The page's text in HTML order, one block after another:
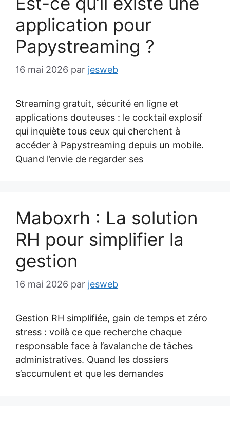
application pour
Papystreaming ?
16 mai 2026 par jesweb
Streaming gratuit, sécurité en ligne et
applications douteuses : le cocktail explosif
qui inquiète tous ceux qui cherchent à
accéder à Papystreaming depuis un mobile.
Quand l’envie de regarder ses
Maboxrh : La solution
RH pour simplifier la
gestion
16 mai 2026 par jesweb
Gestion RH simplifiée, gain de temps et zéro
stress : voilà ce que recherche chaque
responsable face à l’avalanche de tâches
administratives. Quand les dossiers
s’accumulent et que les demandes